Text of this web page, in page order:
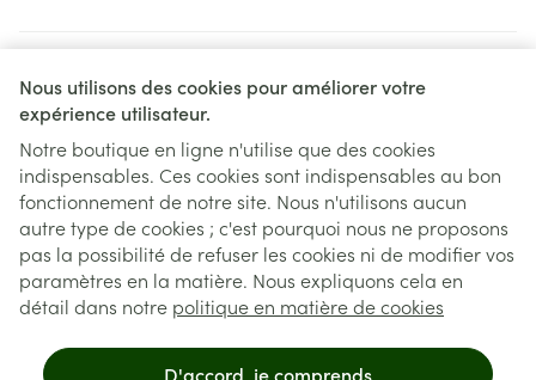
Nous utilisons des cookies pour améliorer votre
expérience utilisateur.
Notre boutique en ligne n'utilise que des cookies
indispensables. Ces cookies sont indispensables au bon
fonctionnement de notre site. Nous n'utilisons aucun
autre type de cookies ; c'est pourquoi nous ne proposons
pas la possibilité de refuser les cookies ni de modifier vos
paramètres en la matière. Nous expliquons cela en
détail dans notre politique en matière de cookies
D'accord, je comprends
Liens légaux